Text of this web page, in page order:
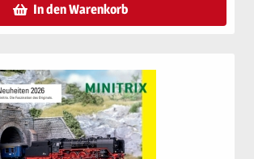
In den Warenkorb